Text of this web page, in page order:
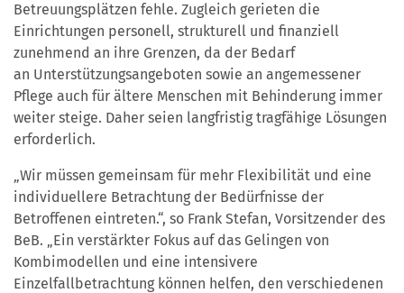
Betreuungsplätzen fehle. Zugleich gerieten die
Einrichtungen personell, strukturell und finanziell
zunehmend an ihre Grenzen, da der Bedarf
an Unterstützungsangeboten sowie an angemessener
Pflege auch für ältere Menschen mit Behinderung immer
weiter steige. Daher seien langfristig tragfähige Lösungen
erforderlich.
„Wir müssen gemeinsam für mehr Flexibilität und eine
individuellere Betrachtung der Bedürfnisse der
Betroffenen eintreten.“, so Frank Stefan, Vorsitzender des
BeB. „Ein verstärkter Fokus auf das Gelingen von
Kombimodellen und eine intensivere
Einzelfallbetrachtung können helfen, den verschiedenen